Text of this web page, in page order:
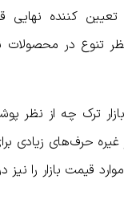
تعیین کننده
تنوع در محصولات
ترک چه از نظر
غیره حرف‌های زیادی
قیمت بازار را